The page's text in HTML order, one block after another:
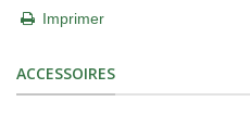
Imprimer
ACCESSOIRES